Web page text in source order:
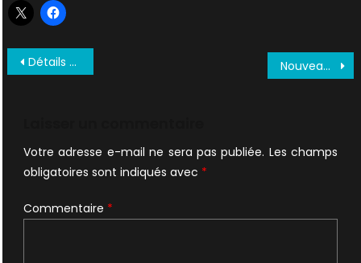
Navigation
Détails et visuels des coffrets blu-ray à travers le monde Nouveau trailer et article sur les fans
Votre adresse e-mail ne sera pas publiée. Les champs
obligatoires sont indiqués avec *
Commentaire *